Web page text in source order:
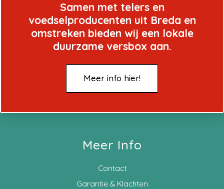
Samen met telers en
voedselproducenten uit Breda en
omstreken bieden wij een lokale
duurzame versbox aan.
Meer info hier!
Meer Info
Contact
Garantie & Klachten